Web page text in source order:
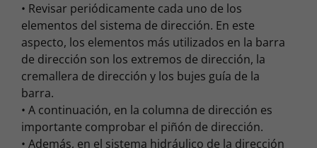
• Revisar periódicamente cada uno de los
elementos del sistema de dirección. En este
aspecto, los elementos más utilizados en la barra
de dirección son los extremos de dirección, la
cremallera de dirección y los bujes guía de la
barra.
• A continuación, en la columna de dirección es
importante comprobar el piñón de dirección.
• Además, en el sistema hidráulico de la dirección